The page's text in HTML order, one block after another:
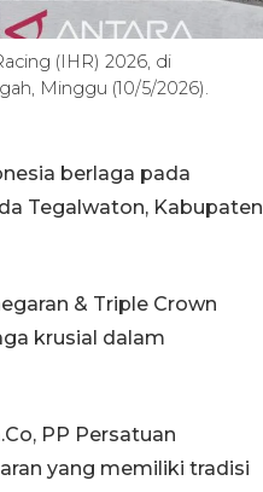
(IHR) 2026, di
Minggu (10/5/2026).
berlaga pada
Tegalwaton, Kabupaten
& Triple Crown
krusial dalam
PP Persatuan
yang memiliki tradisi